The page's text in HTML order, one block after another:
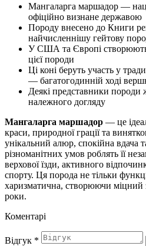
Мангаларга маршадор —
офіційно визнане державою
Породу внесено до Книги
найчисленнішу гейтову
У США та Європі
цієї породи
Ці коні беруть участь у
— багатогодинній ході
Деякі представники породи
належного догляду
Мангаларга маршадор — це
краси, природної грації та
унікальний алюр, спокійна вдача
різноманітних умов роблять її
верхової їзди, активного
спорту. Ця порода не тільки
харизматична, створюючи міцний
роки.
Коментарі
Відгук *